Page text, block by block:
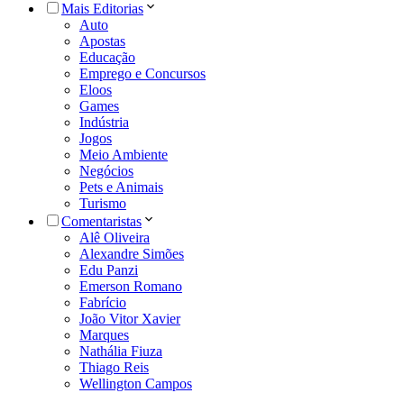
Mais Editorias
Auto
Apostas
Educação
Emprego e Concursos
Eloos
Games
Indústria
Jogos
Meio Ambiente
Negócios
Pets e Animais
Turismo
Comentaristas
Alê Oliveira
Alexandre Simões
Edu Panzi
Emerson Romano
Fabrício
João Vitor Xavier
Marques
Nathália Fiuza
Thiago Reis
Wellington Campos